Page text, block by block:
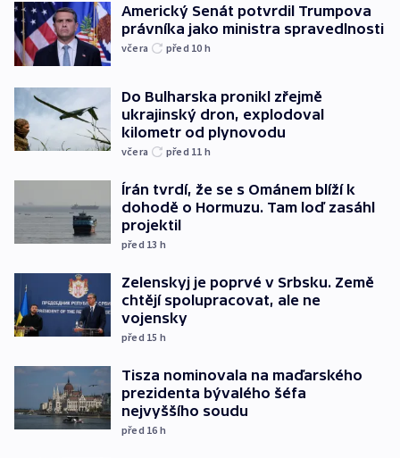
Americký Senát potvrdil Trumpova
právníka jako ministra spravedlnosti
včera před 10 h
Do Bulharska pronikl zřejmě
ukrajinský dron, explodoval
kilometr od plynovodu
včera před 11 h
Írán tvrdí, že se s Ománem blíží k
dohodě o Hormuzu. Tam loď zasáhl
projektil
před 13 h
Zelenskyj je poprvé v Srbsku. Země
chtějí spolupracovat, ale ne
vojensky
před 15 h
Tisza nominovala na maďarského
prezidenta bývalého šéfa
nejvyššího soudu
před 16 h